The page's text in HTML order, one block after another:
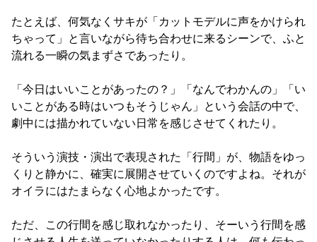
たとえば、何気なくサキが「カットモデルに声をかけられ
ちゃって」と言いながら待ち合わせに来るシーンで、ふと
流れる一瞬の気まずさであったり。
「今日はいいことがあったの？」「なんでわかんの」「い
いことがある時はいつもそうじゃん」という会話の中で、
劇中には描かれていない日常を感じさせてくれたり。
そういう演技・演出で表現された「行間」が、物語をゆっ
くりと静かに、確実に展開させていくのですよね。それが
オイラにはたまらなく心地よかったです。
ただ、この行間を感じ取れなかったり、そーいう行間を感